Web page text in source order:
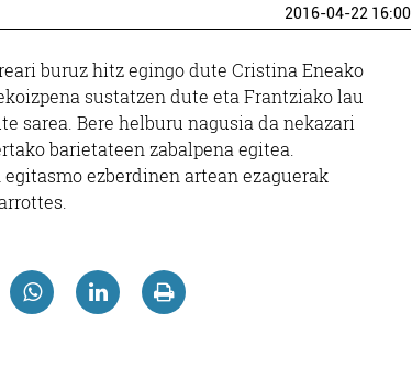
2016-04-22 16:00
buruz hitz egingo dute Cristina Eneako
sustatzen dute eta Frantziako lau
sarea. Bere helburu nagusia da nekazari
barietateen zabalpena egitea.
ezberdinen artean ezaguerak